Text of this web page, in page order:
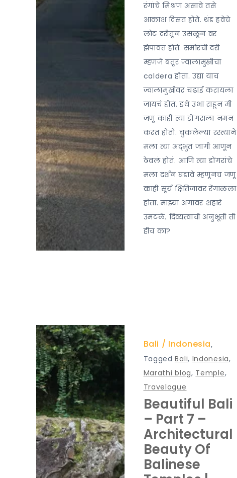
रंगांचे मिश्रण असावे तसे
आकाश दिसत होते. थंड हवेचे
लोट दरीतून उसळून वर
झेपावत होते. समोरची दरी
म्हणजे बतूर ज्वालामुखीचा
caldera होता. उद्या याच
ज्वालामुखीवर चढाई करायला
जायचं होतं. इथे उभा राहून मी
जणू काही त्या डोंगराला नमन
करत होतो. चुकलेल्या रस्त्याने
मला त्या अद्भुत जागी आणून
ठेवलं होतं. आणि त्या डोंगरांचे
मला दर्शन घडावे म्हणूनच जणू
काही सूर्य क्षितिजावर रेंगाळला
होता. माझ्या अंगावर शहारे
उमटले. दिव्यत्वाची अनुभूती ती
हीच का?
Bali ,
Indonesia
TaggedBali, Indonesia,
Marathi blog, Temple,
Travelogue
Beautiful Bali
– Part 7 –
Architectural
Beauty Of
Balinese